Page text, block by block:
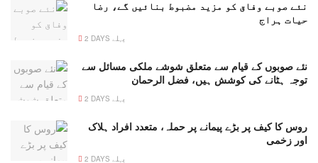
نئے صوبے وفاق کو مزید مضبوط بنائیں گے، رضا
حیات ہراج
2 DAYS پہلے
نئے صوبوں کے قیام سے متعلق شوشے ملکی مسائل سے
توجہ ہٹانے کی کوشش ہیں، فضل الرحمان
2 DAYS پہلے
روس کا کیف پر بڑے پیمانے پر حملہ، متعدد افراد ہلاک
اور زخمی
2 DAYS پہلے